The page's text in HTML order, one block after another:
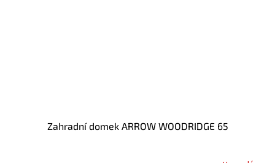
Zahradní domek ARROW WOODRIDGE 65